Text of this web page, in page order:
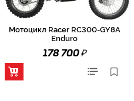
Мотоцикл Racer RC300-GY8A
Enduro
178 700₽